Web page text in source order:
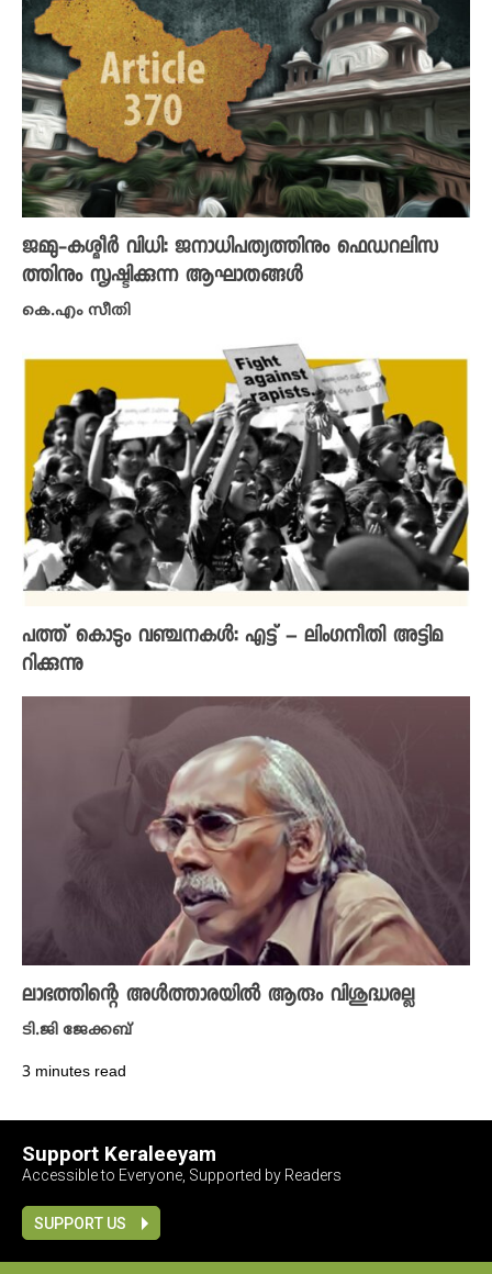
ജമ്മു-കശ്മീർ വിധി: ജനാധിപത്യത്തിനും ഫെഡറലിസ
ത്തിനും സൃഷ്ടിക്കുന്ന ആഘാതങ്ങൾ
കെ.എം സീതി
പത്ത് കൊടും വഞ്ചനകൾ: എട്ട് – ലിം​ഗനീതി അട്ടിമ
റിക്കുന്നു
ലാഭത്തിന്റെ അൾത്താരയിൽ ആരും വിശുദ്ധരല്ല
ടി.ജി ജേക്കബ്
3 minutes read
Support Keraleeyam
Accessible to Everyone, Supported by Readers
SUPPORT US